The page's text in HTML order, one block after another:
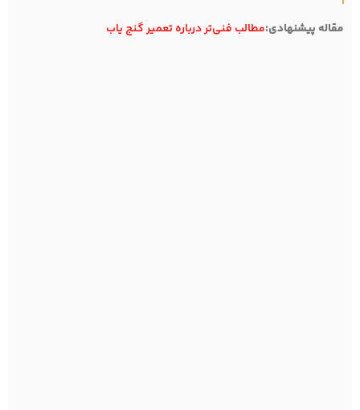
مقاله پیشنهادی:مطالب فنی‌تر درباره تعمیر گنج یاب